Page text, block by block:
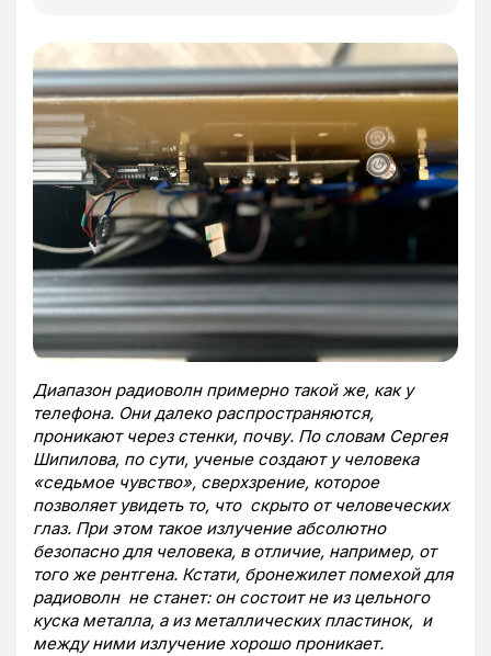
Диапазон радиоволн примерно такой же, как у
телефона. Они далеко распространяются,
проникают через стенки, почву. По словам Сергея
Шипилова, по сути, ученые создают у человека
«седьмое чувство», сверхзрение, которое
позволяет увидеть то, что скрыто от человеческих
глаз. При этом такое излучение абсолютно
безопасно для человека, в отличие, например, от
того же рентгена. Кстати, бронежилет помехой для
радиоволн не станет: он состоит не из цельного
куска металла, а из металлических пластинок, и
между ними излучение хорошо проникает.